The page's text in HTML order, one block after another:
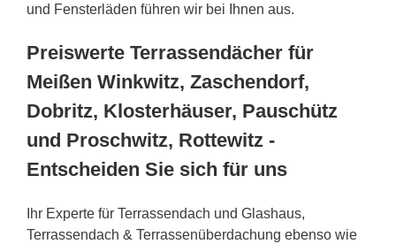
und Fensterläden führen wir bei Ihnen aus.
Preiswerte Terrassendächer für
Meißen Winkwitz, Zaschendorf,
Dobritz, Klosterhäuser, Pauschütz
und Proschwitz, Rottewitz -
Entscheiden Sie sich für uns
Ihr Experte für Terrassendach und Glashaus,
Terrassendach & Terrassenüberdachung ebenso wie